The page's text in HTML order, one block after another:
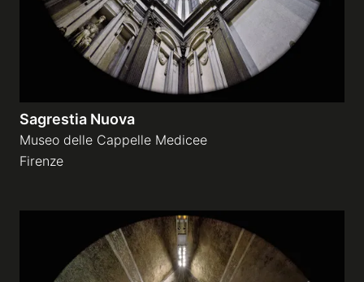
Sagrestia Nuova
Museo delle Cappelle Medicee
Firenze